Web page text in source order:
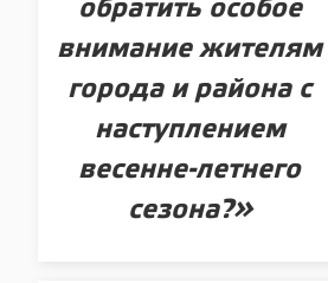
обратить особое
внимание жителям
города и района с
наступлением
весенне-летнего
сезона?»